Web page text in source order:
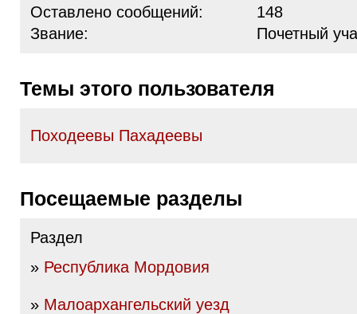
Оставлено сообщений:
148
Звание:
Почетный
Темы этого пользователя
Походеевы Пахадеевы
Посещаемые разделы
Раздел
» Республика Мордовия
» Малоархангельский уезд